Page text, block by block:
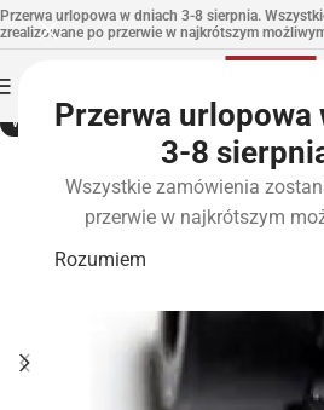
Przerwa urlopowa
3-8
Wszystkie zamówienia
przerwie w najkrótszym
Rozumiem
Przerwa urlopowa w dniach 3-8 sierpnia.
zrealizowane po przerwie w najkrótszym
WYPRZEDANE